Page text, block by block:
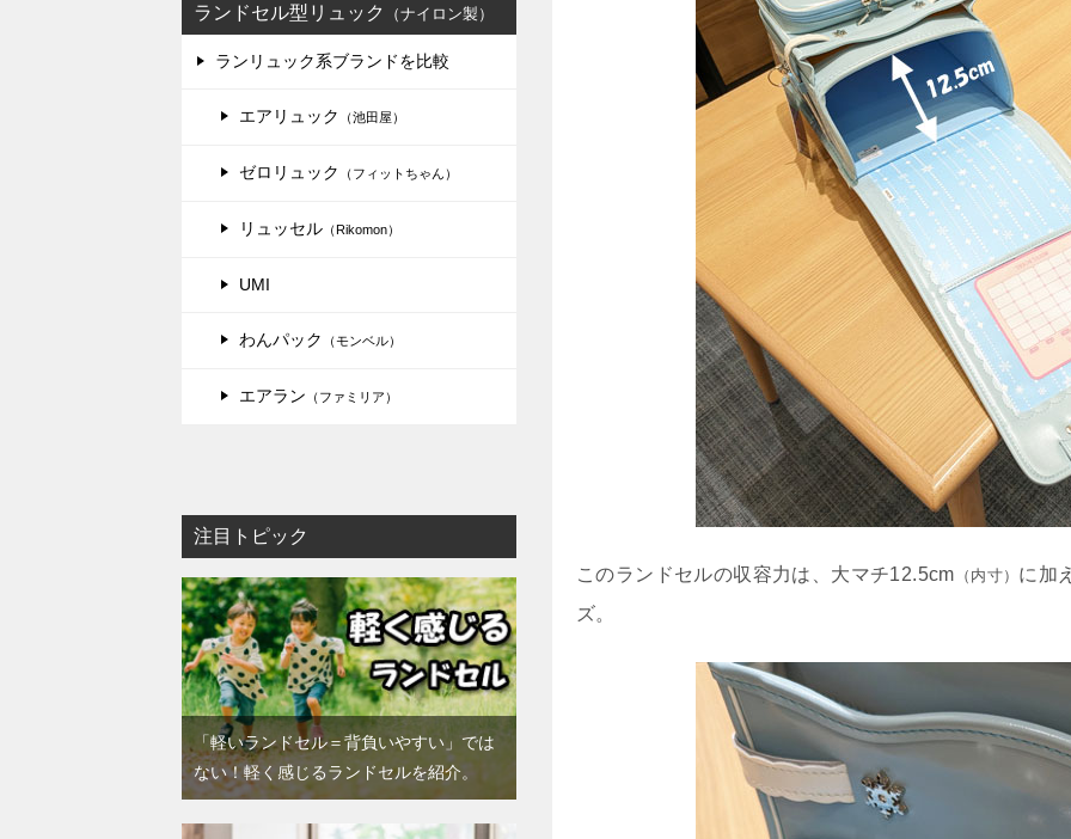
このランドセルの収容力は、大マチ12.5cm （内寸） に加
ズ。
ランドセル型リュック （ナイロン製）
ランリュック系ブランドを比較
エアリュック （池田屋）
ゼロリュック （フィットちゃん）
リュッセル （Rikomon）
UMI
わんパック （モンベル）
エアラン （ファミリア）
注目トピック
「軽いランドセル＝背負いやすい」では
ない！軽く感じるランドセルを紹介。